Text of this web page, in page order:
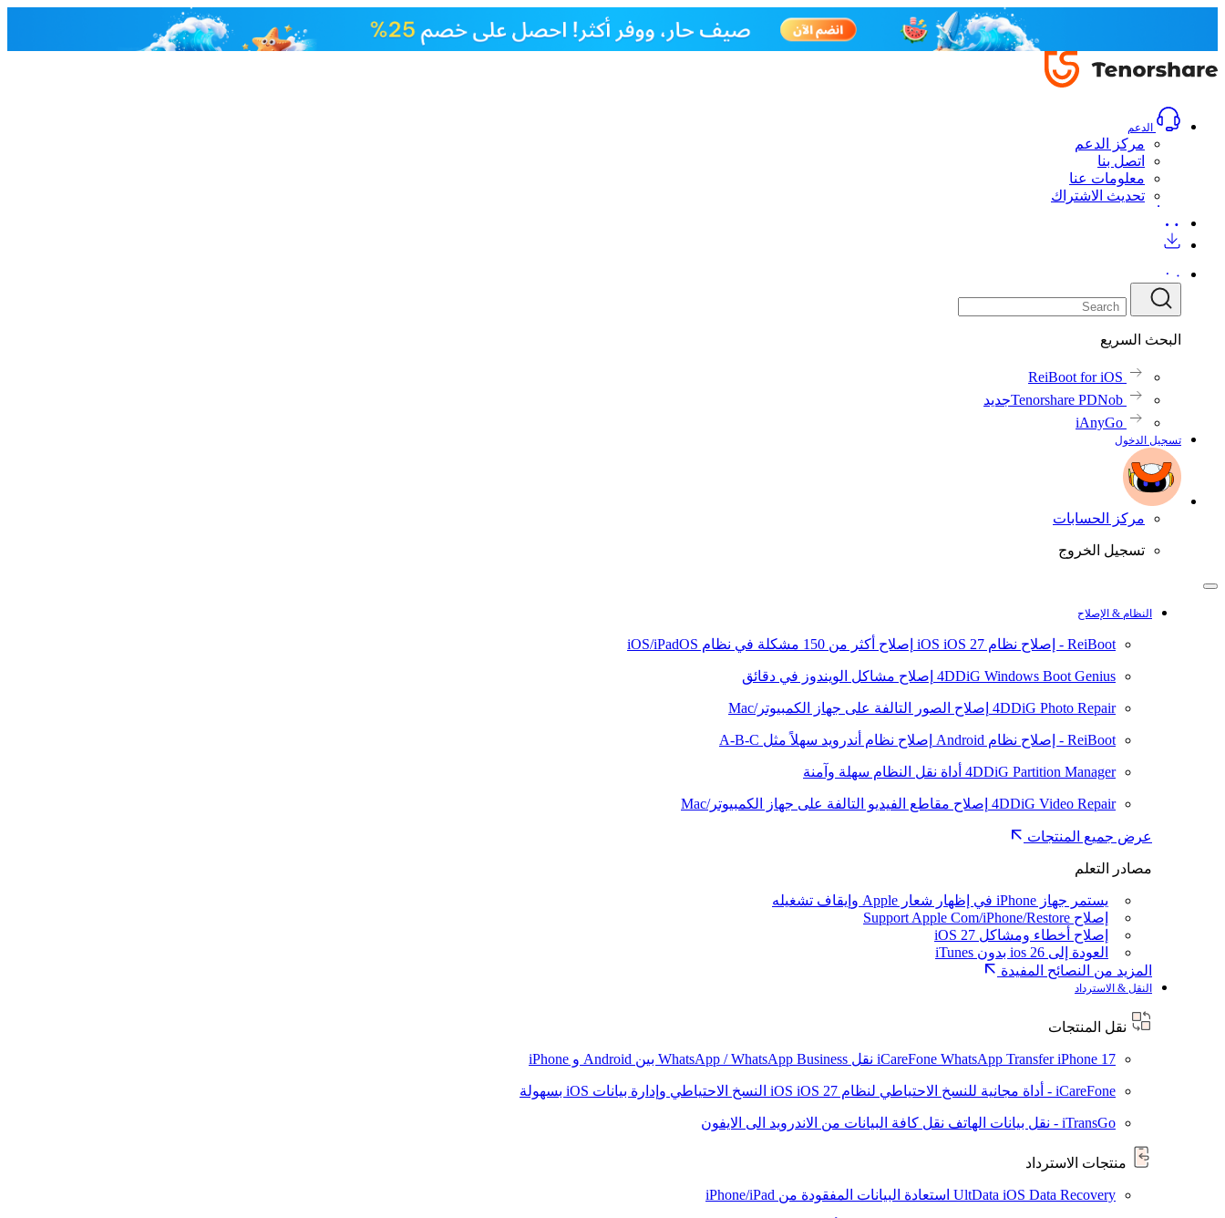
الدعم
مركز الدعم
اتصل بنا
معلومات عنا
تحديث الاشتراك
البحث السريع
ReiBoot for iOS
Tenorshare PDNobجديد
iAnyGo
تسجيل الدخول
مركز الحسابات
تسجيل الخروج
النظام & الإصلاح
ReiBoot - إصلاح نظام iOS iOS 27 إصلاح أكثر من 150 مشكلة في نظام iOS/iPadOS
4DDiG Windows Boot Genius إصلاح مشاكل الويندوز في دقائق
4DDiG Photo Repair إصلاح الصور التالفة على جهاز الكمبيوتر/Mac
ReiBoot - إصلاح نظام Android إصلاح نظام أندرويد سهلاً مثل A-B-C
4DDiG Partition Manager أداة نقل النظام سهلة وآمنة
4DDiG Video Repair إصلاح مقاطع الفيديو التالفة على جهاز الكمبيوتر/Mac
عرض جميع المنتجات
مصادر التعلم
يستمر جهاز iPhone في إظهار شعار Apple وإيقاف تشغيله
إصلاح Support Apple Com/iPhone/Restore
إصلاح أخطاء ومشاكل iOS 27
العودة إلى ios 26 بدون iTunes
المزيد من النصائح المفيدة
النقل & الاسترداد
نقل المنتجات
iCareFone WhatsApp TransferiPhone 17 نقل WhatsApp / WhatsApp Business بين Android و iPhone
iCareFone - أداة مجانية للنسخ الاحتياطي لنظام iOS iOS 27 النسخ الاحتياطي وإدارة بيانات iOS بسهولة
iTransGo - نقل بيانات الهاتف نقل كافة البيانات من الاندرويد الى الايفون
منتجات الاسترداد
UltData iOS Data Recovery استعادة البيانات المفقودة من iPhone/iPad